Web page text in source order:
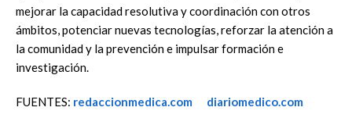
mejorar la capacidad resolutiva y coordinación con otros
ámbitos, potenciar nuevas tecnologías, reforzar la atención a
la comunidad y la prevención e impulsar formación e
investigación.
FUENTES: redaccionmedica.com diariomedico.com